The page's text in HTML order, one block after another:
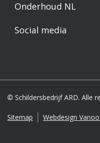
Onderhoud NL
Social media
© Schildersbedrijf ARD. Alle
Sitemap Webdesign